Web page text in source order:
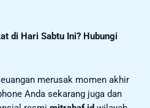
di Hari Sabtu Ini? Hubungi
merusak momen akhir
Anda sekarang juga dan